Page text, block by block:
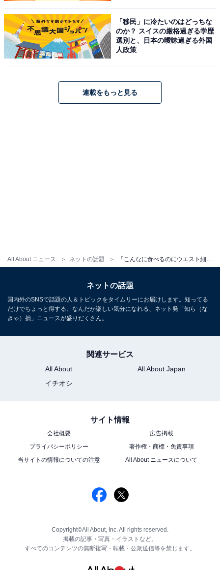
All About ニュース ネットの話題
「移民」に冷たいのはどっちな
のか？ スイスの厳格過ぎる学歴
選別と、日本の曖昧過ぎる外国
人政策
連載をもっと見る
ネットの話題
国内外のSNSで話題の人＆トピックをタイムリーにお届けします。知ってる
だけでちょっと得する、なんだか楽しい気分になれる、ネット発「知ら（な
きゃ）損」ニュースが盛りだくさん。
関連サービス
All About
All About Japan
イチオシ
サイト情報
会社概要
広告掲載
プライバシーポリシー
著作権・商標・免責事項
当サイトの情報についての注意
All About ニュースについて
Copyright©All About, Inc. All rights reserved.
掲載の記事・写真・イラストなど、
すべてのコンテンツの無断複写・転載・公衆送信等を禁じます。